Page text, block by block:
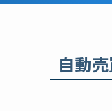
自動